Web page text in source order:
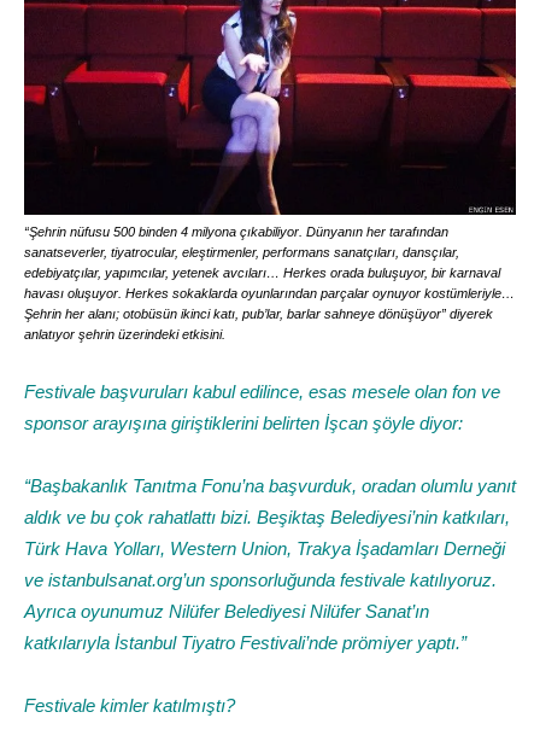
“Şehrin nüfusu 500 binden 4 milyona çıkabiliyor. Dünyanın her tarafından
sanatseverler, tiyatrocular, eleştirmenler, performans sanatçıları, dansçılar,
edebiyatçılar, yapımcılar, yetenek avcıları… Herkes orada buluşuyor, bir karnaval
havası oluşuyor. Herkes sokaklarda oyunlarından parçalar oynuyor kostümleriyle…
Şehrin her alanı; otobüsün ikinci katı, pub’lar, barlar sahneye dönüşüyor” diyerek
anlatıyor şehrin üzerindeki etkisini.
Festivale başvuruları kabul edilince, esas mesele olan fon ve
sponsor arayışına giriştiklerini belirten İşcan şöyle diyor:
“Başbakanlık Tanıtma Fonu’na başvurduk, oradan olumlu yanıt
aldık ve bu çok rahatlattı bizi. Beşiktaş Belediyesi’nin katkıları,
Türk Hava Yolları, Western Union, Trakya İşadamları Derneği
ve istanbulsanat.org’un sponsorluğunda festivale katılıyoruz.
Ayrıca oyunumuz Nilüfer Belediyesi Nilüfer Sanat’ın
katkılarıyla İstanbul Tiyatro Festivali’nde prömiyer yaptı.”
Festivale kimler katılmıştı?